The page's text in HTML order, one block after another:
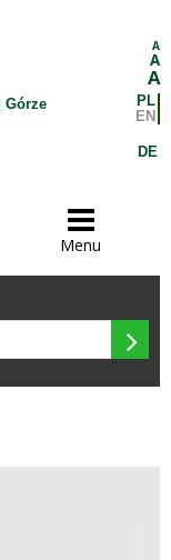
Górze
A
A
A
PL
EN
DE

Menu
